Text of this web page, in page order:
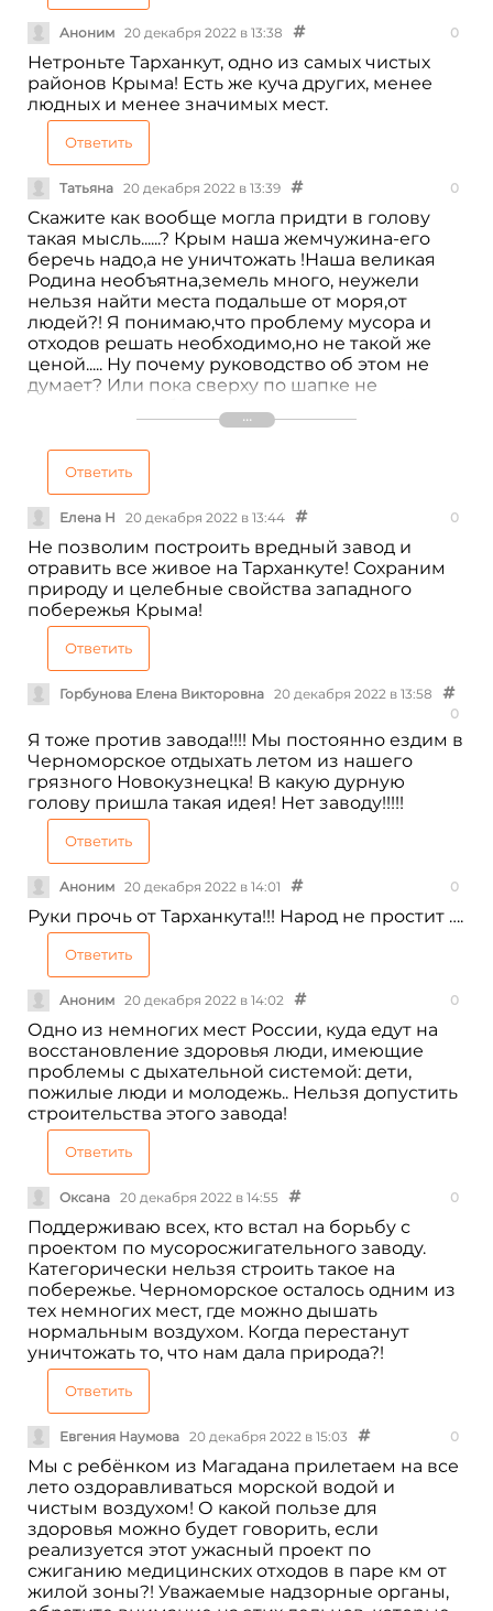
Аноним 20 декабря 2022 в 13:38 0
Нетроньте Тарханкут, одно из самых чистых
районов Крыма! Есть же куча других, менее
людных и менее значимых мест.
Ответить
Татьяна 20 декабря 2022 в 13:39 0
Скажите как вообще могла придти в голову
такая мысль......? Крым наша жемчужина-его
беречь надо,а не уничтожать !Наша великая
Родина необъятна,земель много, неужели
нельзя найти места подальше от моря,от
людей?! Я понимаю,что проблему мусора и
отходов решать необходимо,но не такой же
ценой..... Ну почему руководство об этом не
думает? Или пока сверху по шапке не
Народ наш будет биться за чистоту своего
дома!!! Вместе мы сила!
Ответить
Елена Н 20 декабря 2022 в 13:44 0
Не позволим построить вредный завод и
отравить все живое на Тарханкуте! Сохраним
природу и целебные свойства западного
побережья Крыма!
Ответить
Горбунова Елена Викторовна 20 декабря 2022 в 13:58
0
Я тоже против завода!!!! Мы постоянно ездим в
Черноморское отдыхать летом из нашего
грязного Новокузнецка! В какую дурную
голову пришла такая идея! Нет заводу!!!!!
Ответить
Аноним 20 декабря 2022 в 14:01 0
Руки прочь от Тарханкута!!! Народ не простит ….
Ответить
Аноним 20 декабря 2022 в 14:02 0
Одно из немногих мест России, куда едут на
восстановление здоровья люди, имеющие
проблемы с дыхательной системой: дети,
пожилые люди и молодежь.. Нельзя допустить
строительства этого завода!
Ответить
Оксана 20 декабря 2022 в 14:55 0
Поддерживаю всех, кто встал на борьбу с
проектом по мусоросжигательного заводу.
Категорически нельзя строить такое на
побережье. Черноморское осталось одним из
тех немногих мест, где можно дышать
нормальным воздухом. Когда перестанут
уничтожать то, что нам дала природа?!
Ответить
Евгения Наумова 20 декабря 2022 в 15:03 0
Мы с ребёнком из Магадана прилетаем на все
лето оздоравливаться морской водой и
чистым воздухом! О какой пользе для
здоровья можно будет говорить, если
реализуется этот ужасный проект по
сжиганию медицинских отходов в паре км от
жилой зоны?! Уважаемые надзорные органы,